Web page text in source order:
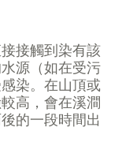
接觸到染有該
源（如在受污
染。在山頂或
高，會在溪澗
的一段時間出